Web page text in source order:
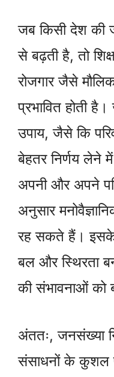
जब किसी देश की
से बढ़ती है, तो
रोजगार जैसे
प्रभावित होती
उपाय, जैसे कि
बेहतर निर्णय लेने
अपनी और अपने
अनुसार
रह सकते हैं। इसके
बल और स्थिरता
की संभावनाओं को
अंततः, जनसंख्या
संसाधनों के कुशल